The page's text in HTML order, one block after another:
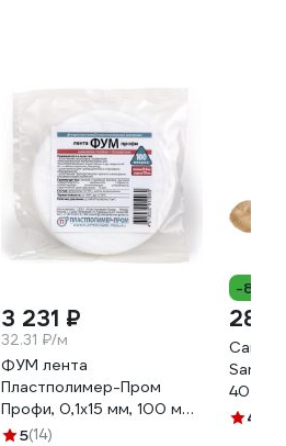
3 231 ₽
32.31 ₽/м
ФУМ лента
Пластполимер-Пром
Профи, 0,1х15 мм, 100 м
ЗВ-00001594
5(14)
-8%
280
Sanfix
40727
4.9